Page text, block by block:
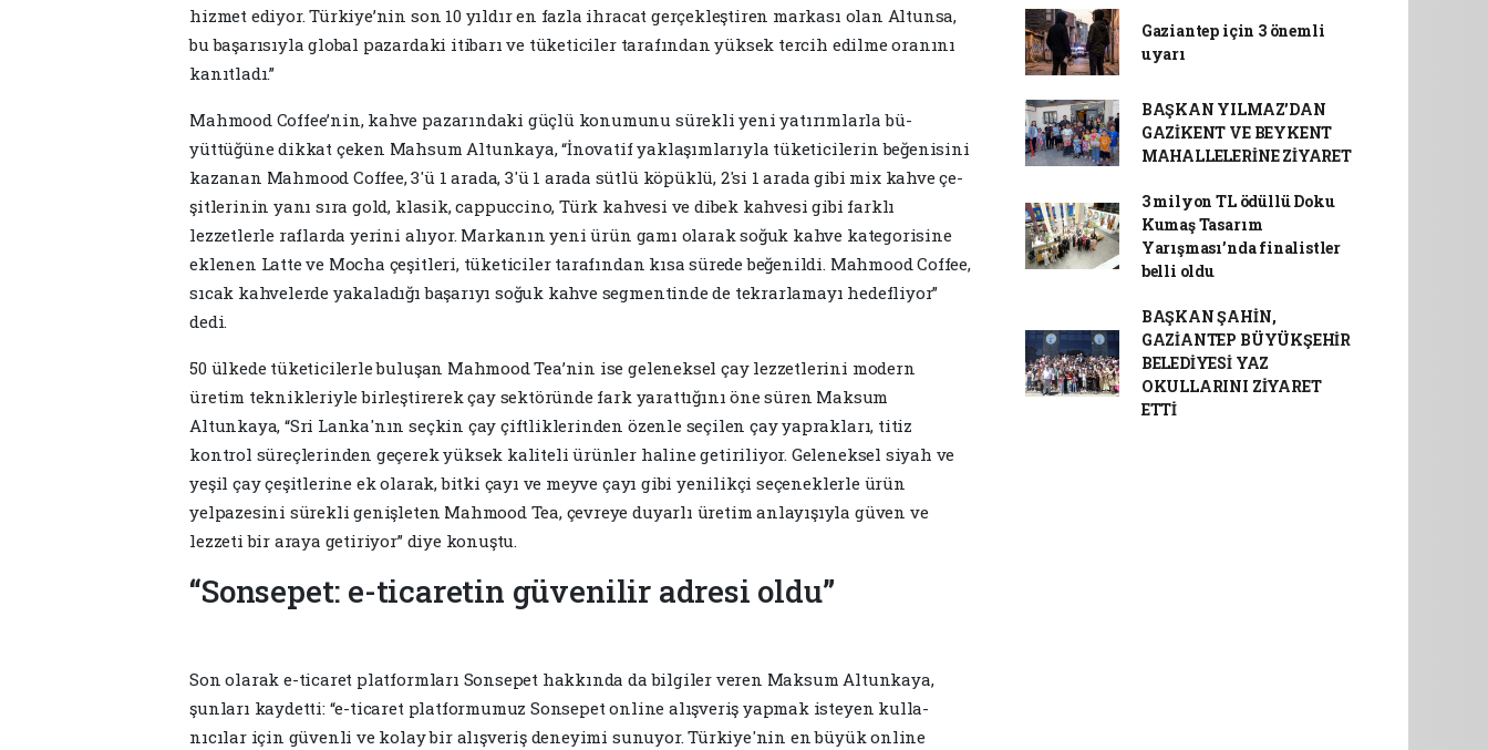
hizmet ediyor. Türkiye’nin son 10 yıl­dır en fazla ihracat gerçekleşti­ren markası olan Altunsa,
bu ba­şarısıyla global pazardaki itibarı ve tüketiciler tarafından yüksek tercih edilme oranını
kanıtladı.”
Mahmood Coffee’nin, kah­ve pazarındaki güçlü konumu­nu sürekli yeni yatırımlarla bü­
yüttüğüne dikkat çeken Mahsum Altunkaya, “İnovatif yaklaşım­larıyla tüketicilerin beğenisini
kazanan Mahmood Coffee, 3'ü 1 arada, 3'ü 1 arada sütlü köpük­lü, 2'si 1 arada gibi mix kahve çe­
şitlerinin yanı sıra gold, klasik, cappuccino, Türk kahvesi ve di­bek kahvesi gibi farklı
lezzetler­le raflarda yerini alıyor. Marka­nın yeni ürün gamı olarak soğuk kahve kategorisine
eklenen Lat­te ve Mocha çeşitleri, tüketiciler tarafından kısa sürede beğenil­di. Mahmood Coffee,
sıcak kah­velerde yakaladığı başarıyı soğuk kahve segmentinde de tekrarla­mayı hedefliyor”
dedi.
50 ülkede tüketicilerle buluşan Mahmo­od Tea’nin ise geleneksel çay lez­zetlerini modern
üretim teknik­leriyle birleştirerek çay sektö­ründe fark yarattığını öne süren Maksum
Altunkaya, “Sri Lan­ka'nın seçkin çay çiftliklerinden özenle seçilen çay yaprakları, ti­tiz
kontrol süreçlerinden geçe­rek yüksek kaliteli ürünler hali­ne getiriliyor. Geleneksel siyah ve
yeşil çay çeşitlerine ek olarak, bitki çayı ve meyve çayı gibi yeni­likçi seçeneklerle ürün
yelpaze­sini sürekli genişleten Mahmood Tea, çevreye duyarlı üretim anla­yışıyla güven ve
lezzeti bir araya getiriyor” diye konuştu.
“Sonsepet: e-ticaretin güvenilir adresi oldu”
Son olarak e-ticaret platform­ları Sonsepet hakkında da bil­giler veren Maksum Altunka­ya,
şunları kaydetti: “e-ticaret platformumuz Sonsepet online alışveriş yapmak isteyen kulla­
nıcılar için güvenli ve kolay bir alışveriş deneyimi sunuyor. Tür­kiye'nin en büyük online
Gaziantep için 3 önemli
uyarı
BAŞKAN YILMAZ’DAN
GAZİKENT VE BEYKENT
MAHALLELERİNE ZİYARET
3 milyon TL ödüllü Doku
Kumaş Tasarım
Yarışması’nda finalistler
belli oldu
BAŞKAN ŞAHİN,
GAZİANTEP BÜYÜKŞEHİR
BELEDİYESİ YAZ
OKULLARINI ZİYARET
ETTİ